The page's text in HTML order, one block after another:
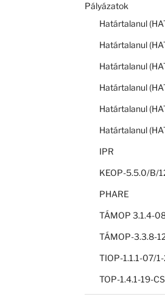
Pályázatok
Határtalanul
Határtalanul
Határtalanul
Határtalanul
Határtalanul
Határtalanul
IPR
KEOP-5.5.0/B/
PHARE
TÁMOP 3.1.4-
TÁMOP-3.3.8-
TIOP-1.1.1-07/
TOP-1.4.1-19-